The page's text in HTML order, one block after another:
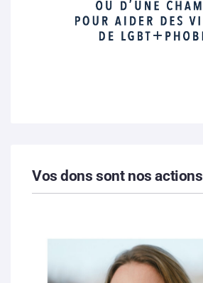
Vos dons sont nos actions